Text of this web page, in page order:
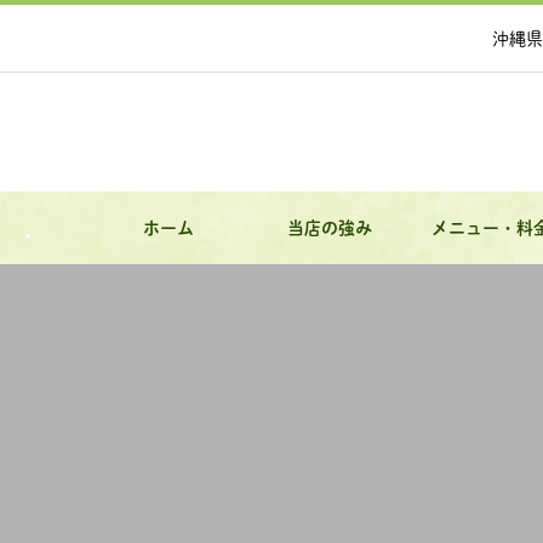
沖縄
ホーム 当店の強み メニュー・料